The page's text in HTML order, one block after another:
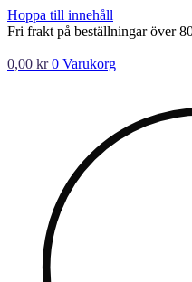
Hoppa till innehåll
Fri frakt på beställningar över
0,00 kr 0 Varukorg